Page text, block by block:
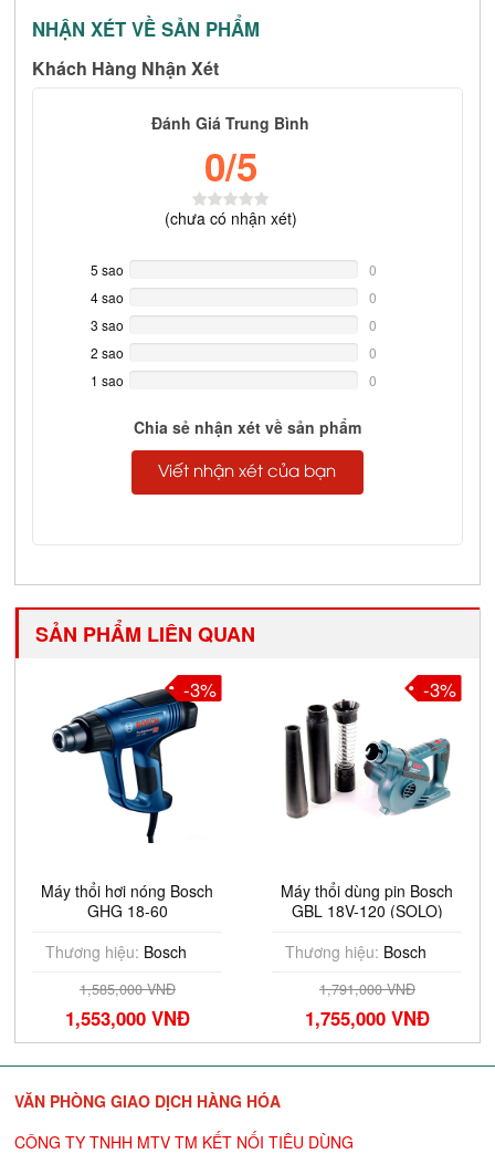
NHẬN XÉT VỀ SẢN PHẨM
Khách Hàng Nhận Xét
Đánh Giá Trung Bình
0/5
(chưa có nhận xét)
5 sao
Complete
0
4 sao
Complete
0
3 sao
Complete
0
2 sao
Complete
0
1 sao
0
Chia sẻ nhận xét về sản phẩm
Viết nhận xét của bạn
SẢN PHẨM LIÊN QUAN
Máy thổi hơi nóng Bosch
GHG 18-60
Thương hiệu: Bosch
1,585,000 VNĐ
1,553,000 VNĐ
-3%
Máy thổi dùng pin Bosch
GBL 18V-120 (SOLO)
Thương hiệu: Bosch
1,791,000 VNĐ
1,755,000 VNĐ
-3%
VĂN PHÒNG GIAO DỊCH HÀNG HÓA
CÔNG TY TNHH MTV TM KẾT NỐI TIÊU DÙNG